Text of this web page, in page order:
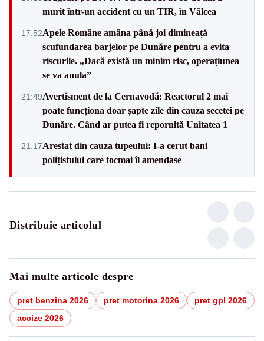
murit într-un accident cu un TIR, în Vâlcea
17:52Apele Române amâna până joi dimineață
scufundarea barjelor pe Dunăre pentru a evita
riscurile. „Dacă există un minim risc, operațiunea
se va anula”
21:49Avertisment de la Cernavodă: Reactorul 2 mai
poate funcționa doar șapte zile din cauza secetei pe
Dunăre. Când ar putea fi repornită Unitatea 1
21:17Arestat din cauza tupeului: I-a cerut bani
polițistului care tocmai îl amendase
Distribuie articolul
Mai multe articole despre
pret benzina 2026 pret motorina 2026
pret gpl 2026
accize 2026